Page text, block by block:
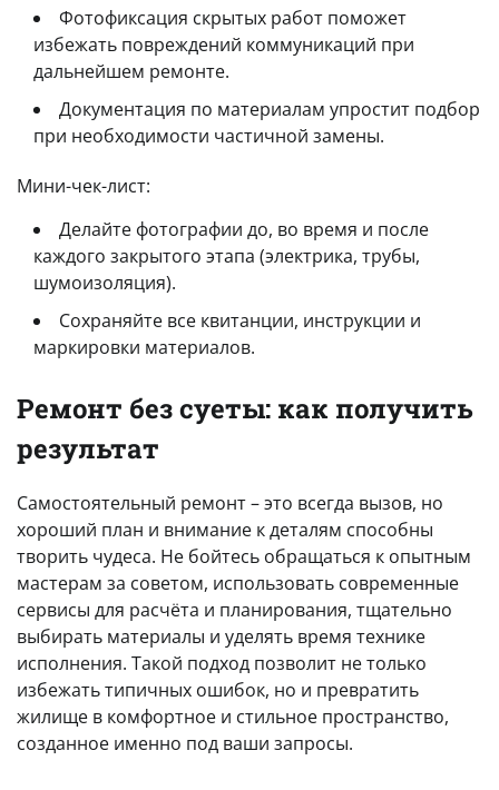
Фотофиксация скрытых работ поможет
избежать повреждений коммуникаций при
дальнейшем ремонте.
Документация по материалам упростит подбор
при необходимости частичной замены.
Мини-чек-лист:
Делайте фотографии до, во время и после
каждого закрытого этапа (электрика, трубы,
шумоизоляция).
Сохраняйте все квитанции, инструкции и
маркировки материалов.
Ремонт без суеты: как получить
результат
Самостоятельный ремонт – это всегда вызов, но
хороший план и внимание к деталям способны
творить чудеса. Не бойтесь обращаться к опытным
мастерам за советом, использовать современные
сервисы для расчёта и планирования, тщательно
выбирать материалы и уделять время технике
исполнения. Такой подход позволит не только
избежать типичных ошибок, но и превратить
жилище в комфортное и стильное пространство,
созданное именно под ваши запросы.